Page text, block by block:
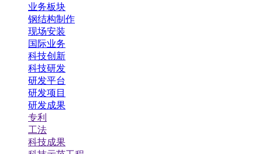
业务板块
钢结构制作
现场安装
国际业务
科技创新
科技研发
研发平台
研发项目
研发成果
专利
工法
科技成果